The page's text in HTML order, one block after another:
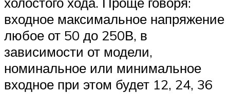
входное максимальное напряжение
любое от 50 до 250В, в
зависимости от модели,
номинальное или минимальное
входное при этом будет 12, 24, 36